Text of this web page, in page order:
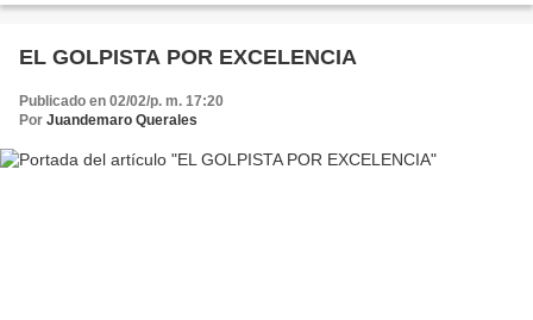
EL GOLPISTA POR EXCELENCIA
Publicado en 02/02/p. m. 17:20
Por Juandemaro Querales